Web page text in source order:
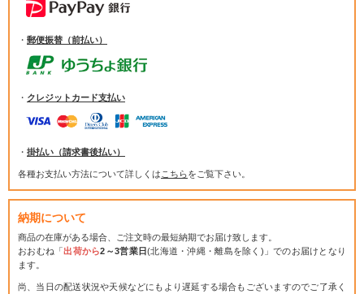
・ 郵便振替（前払い）
・ クレジットカード支払い
・ 掛払い（請求書後払い）
各種お支払い方法について詳しくは こちらをご覧下さい。
納期について
商品の在庫がある場合、ご注文時の最短納期でお届け致します。
おおむね「出荷から2～3営業日(北海道・沖縄・離島を除く)」でのお届けとなり
ます。
尚、当日の配送状況や天候などにもより遅延する場合もございますのでご了承く